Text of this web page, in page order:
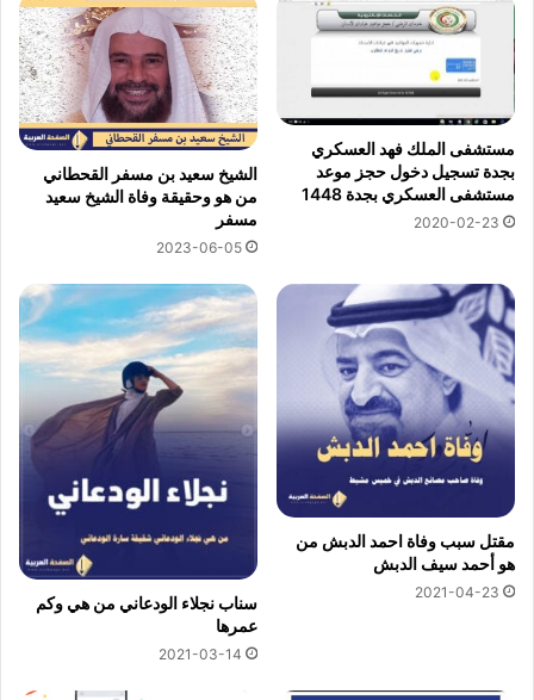
مستشفى الملك فهد العسكري
بجدة تسجيل دخول حجز موعد
مستشفى العسكري بجدة 1448
2020-02-23
الشيخ سعيد بن مسفر القحطاني
من هو وحقيقة وفاة الشيخ سعيد
مسفر
2023-06-05
مقتل سبب وفاة احمد الدبش من
هو أحمد سيف الدبش
2021-04-23
سناب نجلاء الودعاني من هي وكم
عمرها
2021-03-14